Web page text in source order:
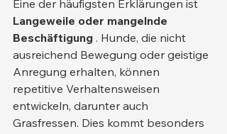
Eine der häufigsten Erklärungen ist
Langeweile oder mangelnde
Beschäftigung . Hunde, die nicht
ausreichend Bewegung oder geistige
Anregung erhalten, können
repetitive Verhaltensweisen
entwickeln, darunter auch
Grasfressen. Dies kommt besonders